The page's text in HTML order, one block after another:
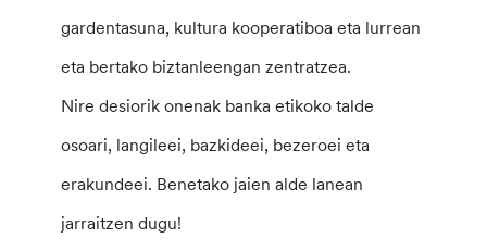
gardentasuna, kultura kooperatiboa eta lurrean
eta bertako biztanleengan zentratzea.
Nire desiorik onenak banka etikoko talde
osoari, langileei, bazkideei, bezeroei eta
erakundeei. Benetako jaien alde lanean
jarraitzen dugu!